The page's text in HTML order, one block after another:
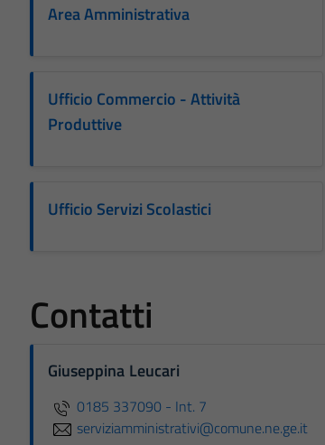
Area Amministrativa
Ufficio Commercio - Attività
Produttive
Ufficio Servizi Scolastici
Contatti
Giuseppina Leucari
0185 337090 - Int. 7
serviziamministrativi@comune.ne.ge.it